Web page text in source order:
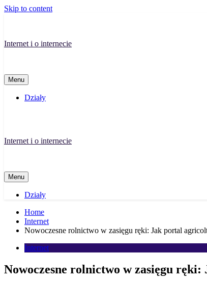
Skip to content
Internet i o internecie
Menu
Działy
Internet i o internecie
Menu
Działy
Home
Internet
Nowoczesne rolnictwo w zasięgu ręki: Jak portal
Internet
Nowoczesne rolnictwo w zasięgu